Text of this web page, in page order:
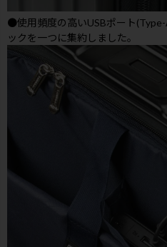
●使用頻度の高いUSBポート
ックを一つに集約しました。